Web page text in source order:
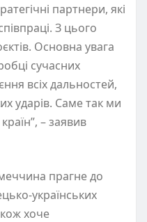
партнери, які
З цього
Основна увага
сучасних
всіх дальностей,
ударів. Саме так ми
– заявив
прагне до
українських
хоче